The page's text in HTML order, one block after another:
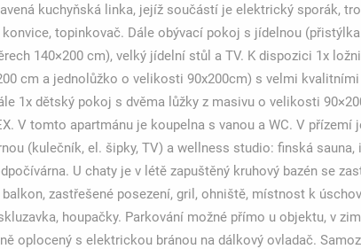
kuchyňská linka, jejíž součástí je elektrický sporák,
topinkovač. Dále obývací pokoj s jídelnou
140×200 cm), velký jídelní stůl a TV. K dispozici 1x
cm a jednolůžko o velikosti 90x200cm) s velmi
1x dětský pokoj s dvěma lůžky z masivu o velikosti
V tomto apartmánu je koupelna s vanou a WC. V
(kulečník, el. šipky, TV) a wellness studio: finská sauna,
U chaty je v létě zapuštěný kruhový bazén se
balkon, zastřešené posezení, gril, ohniště, místnost k
houpačky. Parkování možné přímo u objektu, v
oplocený s elektrickou bránou na dálkový ovladač.